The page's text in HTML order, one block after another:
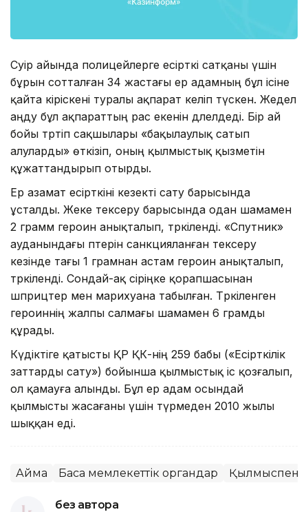
Сәуір айында полицейлерге есірткі сатқаны үшін
бұрын сотталған 34 жастағы ер адамның бұл ісіне
қайта кіріскені туралы ақпарат келіп түскен. Жедел
аңду бұл ақпараттың рас екенін дәлелдеді. Бір ай
бойы тәртіп сақшылары «бақылаулық сатып
алуларды» өткізіп, оның қылмыстық қызметін
құжаттандырып отырды.
Ер азамат есірткіні кезекті сату барысында
ұсталды. Жеке тексеру барысында одан шамамен
2 грамм героин анықталып, тәркіленді. «Спутник»
ауданындағы пәтерін санкцияланған тексеру
кезінде тағы 1 грамнан астам героин анықталып,
тәркіленді. Сондай-ақ сіріңке қорапшасынан
шприцтер мен марихуана табылған. Тәркіленген
героиннің жалпы салмағы шамамен 6 грамды
құрады.
Күдіктіге қатысты ҚР ҚК-нің 259 бабы («Есірткілік
заттарды сату») бойынша қылмыстық іс қозғалып,
ол қамауға алынды. Бұл ер адам осындай
қылмысты жасағаны үшін түрмеден 2010 жылы
шыққан еді.
Аймақ Басқа мемлекеттік органдар Қылмыспен
без автора